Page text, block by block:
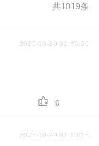
共1019条
2025-10-29 01:45:06
 0
2025-10-29 01:13:15